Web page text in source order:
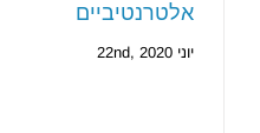
אלטרנטיביים
יוני 22nd, 2020